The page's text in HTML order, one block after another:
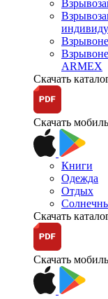
ARMEX
Скачать
Скачать
Книги
Одежда
Отдых
Скачать
Скачать